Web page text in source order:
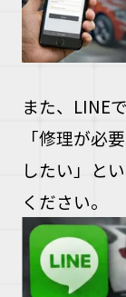
また、LINE
「修理が必
したい」と
ください。